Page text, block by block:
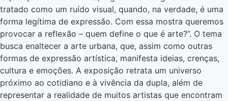
tratado como um ruído visual, quando, na verdade, é uma
forma legítima de expressão. Com essa mostra queremos
provocar a reflexão – quem define o que é arte?”. O tema
busca enaltecer a arte urbana, que, assim como outras
formas de expressão artística, manifesta ideias, crenças,
cultura e emoções. A exposição retrata um universo
próximo ao cotidiano e à vivência da dupla, além de
representar a realidade de muitos artistas que encontram